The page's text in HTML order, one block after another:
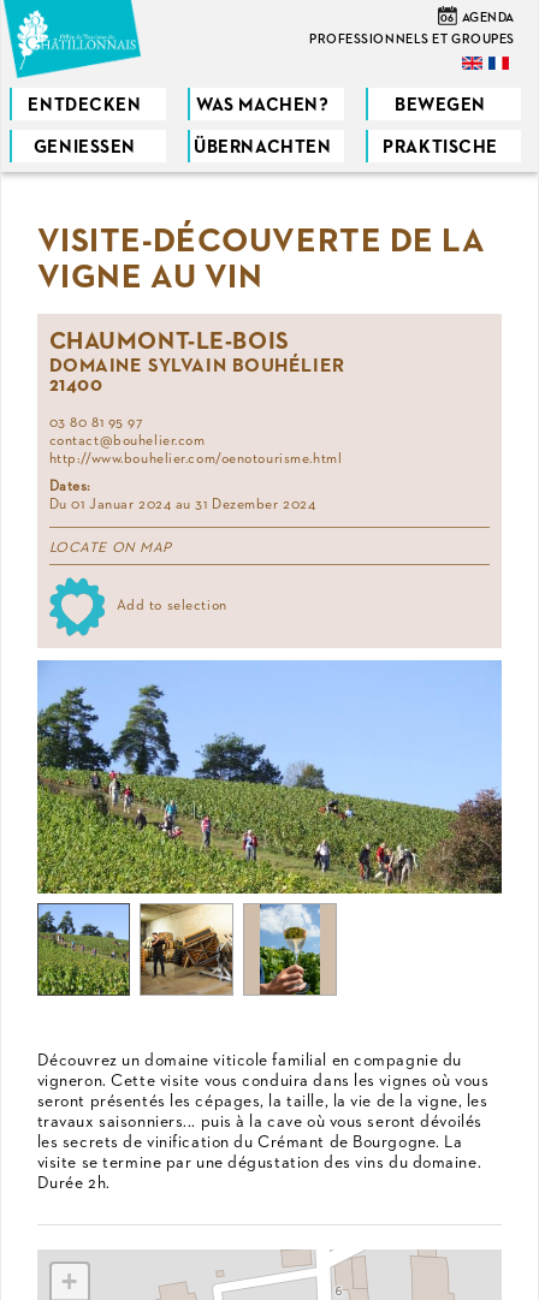
Direkt
zum
Inhalt
06 AGENDA
PROFESSIONNELS ET GROUPES
ENTDECKEN WAS MACHEN? BEWEGEN
GENIESSEN ÜBERNACHTEN PRAKTISCHE
Sie
hierVISITE-DÉCOUVERTE DE LA
VIGNE AU VIN
CHAUMONT-LE-BOIS
DOMAINE SYLVAIN BOUHÉLIER
21400
03 80 81 95 97
contact@bouhelier.com
http://www.bouhelier.com/oenotourisme.html
Dates:
Du 01 Januar 2024 au 31 Dezember 2024
LOCATE ON MAP
Add to selection
Découvrez un domaine viticole familial en compagnie du
vigneron. Cette visite vous conduira dans les vignes où vous
seront présentés les cépages, la taille, la vie de la vigne, les
travaux saisonniers... puis à la cave où vous seront dévoilés
les secrets de vinification du Crémant de Bourgogne. La
visite se termine par une dégustation des vins du domaine.
Durée 2h.
+